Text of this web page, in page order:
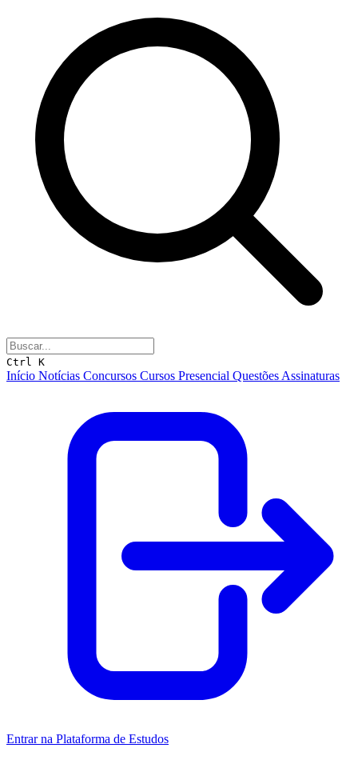
Ctrl K
Início Notícias Concursos Cursos Presencial Questões Assinaturas
Entrar na Plataforma de Estudos